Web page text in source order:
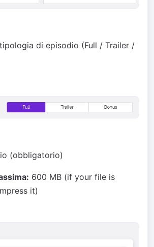
di episodio (Full / Trailer /
(obbligatorio)
600 MB (if your file is
it)